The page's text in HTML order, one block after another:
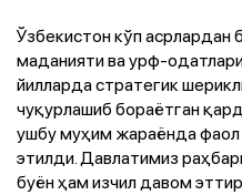
Ўзбекистон кўп асрлардан
маданияти ва урф-
йилларда стратегик
чуқурлашиб бораётган
ушбу муҳим жараёнда фаол
этилди. Давлатимиз
буён ҳам изчил давом